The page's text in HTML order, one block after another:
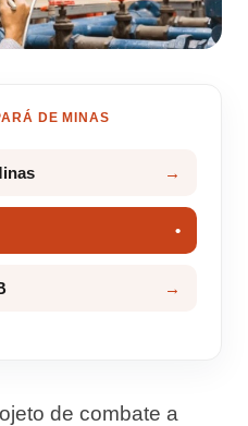
DE MINAS
de combate a